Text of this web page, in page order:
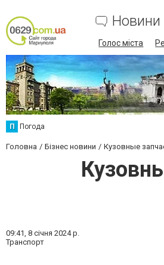
Новини
Голос міста
П Погода
Головна Бізнес новини Кузовные
09:41, 8 січня 2024 р.
Транспорт